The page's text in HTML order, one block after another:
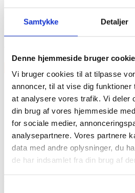
Samtykke Detaljer
Denne hjemmeside bruger
Vi bruger cookies til at tilpasse
annoncer, til at vise dig
at analysere vores trafik. Vi deler
din brug af vores hjemmeside
for sociale medier,
analysepartnere. Vores partnere
data med andre oplysninger, du
de har indsamlet fra din brug af
Shop videre Til kurv